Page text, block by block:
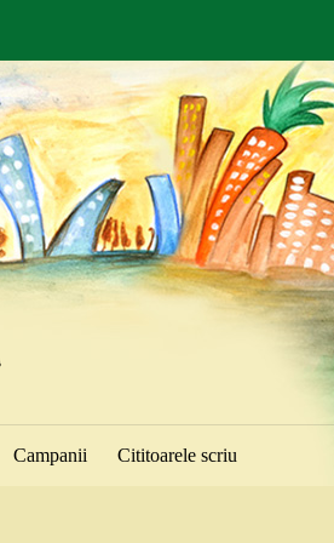
Campanii Cititoarele scriu